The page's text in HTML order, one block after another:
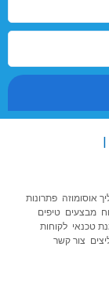
אוסומוזה פתרונות
מבצעים טיפים
טכנאי לקוחות
צור קשר